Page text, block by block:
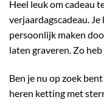
Heel leuk om cadeau
verjaardagscadeau.
persoonlijk maken
laten graveren. Zo
Ben je nu op zoek
heren ketting met